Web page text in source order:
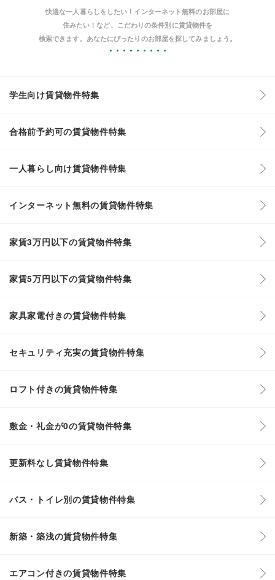
快適な一人暮らしをしたい！インターネット無料のお部屋に
住みたい！など、こだわりの条件別に賃貸物件を
検索できます。あなたにぴったりのお部屋を探してみましょう。
学生向け賃貸物件特集
合格前予約可の賃貸物件特集
一人暮らし向け賃貸物件特集
インターネット無料の賃貸物件特集
家賃3万円以下の賃貸物件特集
家賃5万円以下の賃貸物件特集
家具家電付きの賃貸物件特集
セキュリティ充実の賃貸物件特集
ロフト付きの賃貸物件特集
敷金・礼金が0の賃貸物件特集
更新料なし賃貸物件特集
バス・トイレ別の賃貸物件特集
新築・築浅の賃貸物件特集
エアコン付きの賃貸物件特集